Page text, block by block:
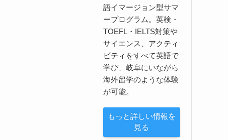
語イマージョン型サマ
ープログラム。英検・
TOEFL・IELTS対策や
サイエンス、アクティ
ビティをすべて英語で
学び、岐阜にいながら
海外留学のような体験
が可能。
もっと詳しい情報を
見る